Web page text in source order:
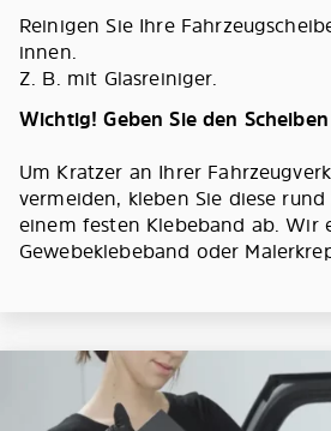
Reinigen Sie Ihre
innen.
Z. B. mit Glasreiniger.
Wichtig! Geben Sie den
Um Kratzer an Ihrer
vermeiden, kleben Sie diese
einem festen Klebeband ab. Wir
Gewebeklebeband oder